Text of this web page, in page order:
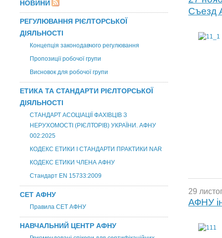
НОВИНИ
РЕГУЛЮВАННЯ РІЄЛТОРСЬКОЇ
ДІЯЛЬНОСТІ
Концепція законодавчого регулювання
Пропозиції робочої групи
Висновок для робочої групи
ЕТИКА ТА СТАНДАРТИ РІЄЛТОРСЬКОЇ
ДІЯЛЬНОСТІ
СТАНДАРТ АСОЦІАЦІЇ ФАХІВЦІВ З
НЕРУХОМОСТІ (РІЄЛТОРІВ) УКРАЇНИ. АФНУ
002:2025
КОДЕКС ЕТИКИ І СТАНДАРТИ ПРАКТИКИ NAR
КОДЕКС ЕТИКИ ЧЛЕНА АФНУ
Стандарт EN 15733:2009
СЕТ АФНУ
Правила СЕТ АФНУ
НАВЧАЛЬНИЙ ЦЕНТР АФНУ
Съезд
29
АФНУ